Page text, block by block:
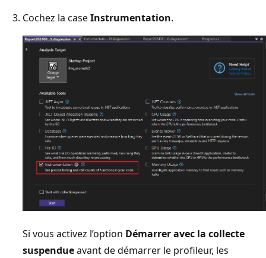
Cochez la caseInstrumentation.
Si vous activez l’option Démarrer avec la collecte
suspendueavant de démarrer le profileur, les